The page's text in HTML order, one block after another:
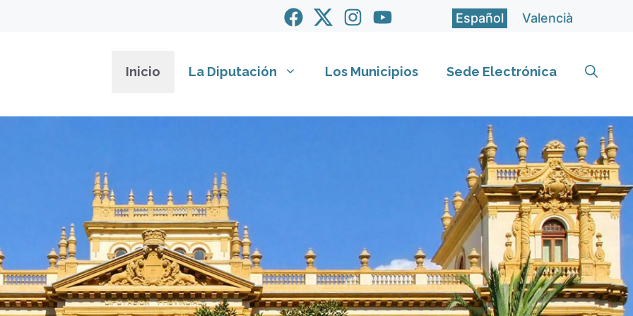
Español Valencià
Inicio La Diputación Los Municipios Sede Electrónica